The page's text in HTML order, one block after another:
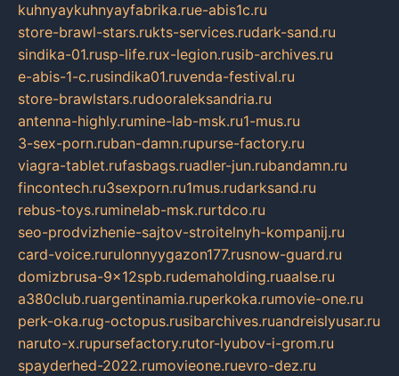
kuhnyaykuhnyayfabrika.rue-abis1c.ru
store-brawl-stars.rukts-services.rudark-sand.ru
sindika-01.rusp-life.rux-legion.rusib-archives.ru
e-abis-1-c.rusindika01.ruvenda-festival.ru
store-brawlstars.rudooraleksandria.ru
antenna-highly.rumine-lab-msk.ru1-mus.ru
3-sex-porn.ruban-damn.rupurse-factory.ru
viagra-tablet.rufasbags.ruadler-jun.rubandamn.ru
fincontech.ru3sexporn.ru1mus.rudarksand.ru
rebus-toys.ruminelab-msk.rurtdco.ru
seo-prodvizhenie-sajtov-stroitelnyh-kompanij.ru
card-voice.rurulonnyygazon177.rusnow-guard.ru
domizbrusa-9x12spb.rudemaholding.ruaalse.ru
a380club.ruargentinamia.ruperkoka.rumovie-one.ru
perk-oka.rug-octopus.rusibarchives.ruandreislyusar.ru
naruto-x.rupursefactory.rutor-lyubov-i-grom.ru
spayderhed-2022.rumovieone.ruevro-dez.ru